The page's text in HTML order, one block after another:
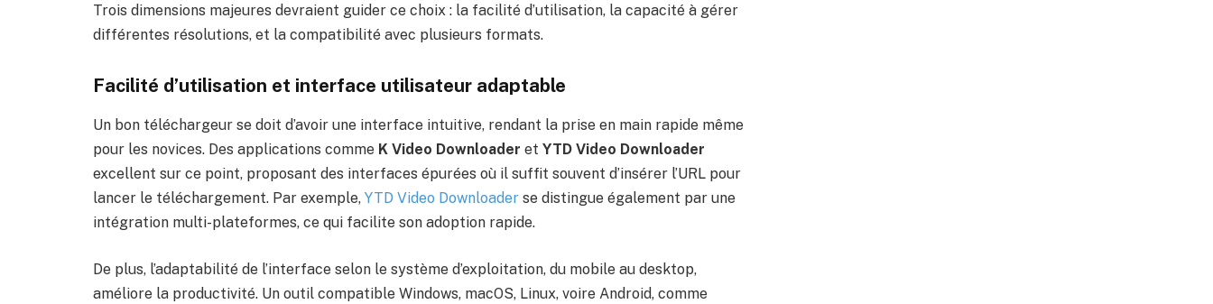
Trois dimensions majeures devraient guider ce choix : la facilité d’utilisation, la capacité à gérer
différentes résolutions, et la compatibilité avec plusieurs formats.
Facilité d’utilisation et interface utilisateur adaptable
Un bon téléchargeur se doit d’avoir une interface intuitive, rendant la prise en main rapide même
pour les novices. Des applications comme K Video Downloader et YTD Video Downloader
excellent sur ce point, proposant des interfaces épurées où il suffit souvent d’insérer l’URL pour
lancer le téléchargement. Par exemple, YTD Video Downloader se distingue également par une
intégration multi-plateformes, ce qui facilite son adoption rapide.
De plus, l’adaptabilité de l’interface selon le système d’exploitation, du mobile au desktop,
améliore la productivité. Un outil compatible Windows, macOS, Linux, voire Android, comme